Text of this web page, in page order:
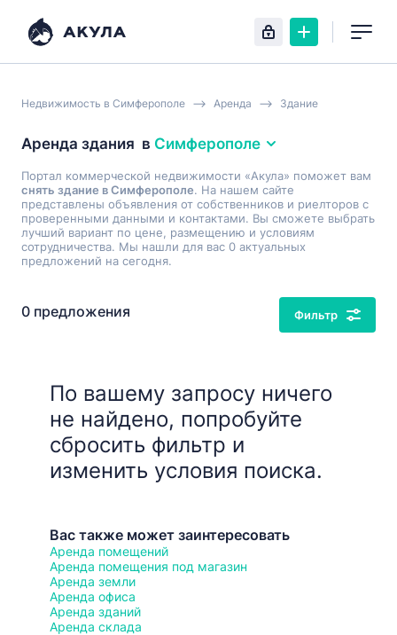
Недвижимость в Симферополе Аренда Здание
Аренда здания в Симферополе
Портал коммерческой недвижимости «Акула» поможет вам
снять здание в Симферополе. На нашем сайте
представлены объявления от собственников и риелторов с
проверенными данными и контактами. Вы сможете выбрать
лучший вариант по цене, размещению и условиям
сотрудничества. Мы нашли для вас 0 актуальных
предложений на сегодня.
0 предложения Фильтр
По вашему запросу ничего
не найдено, попробуйте
сбросить фильтр и
изменить условия поиска.
Вас также может заинтересовать
Аренда помещений
Аренда помещения под магазин
Аренда земли
Аренда офиса
Аренда зданий
Аренда склада